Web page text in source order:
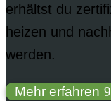
erhältst du
heizen und
werden.
Mehr erfahren